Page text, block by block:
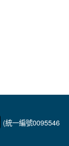
(統一編號0095546